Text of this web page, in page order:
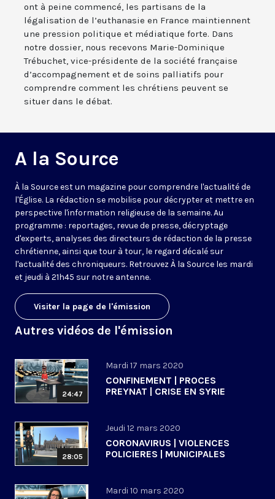
ont à peine commencé, les partisans de la
légalisation de l’euthanasie en France maintiennent
une pression politique et médiatique forte. Dans
notre dossier, nous recevons Marie-Dominique
Trébuchet, vice-présidente de la société française
d’accompagnement et de soins palliatifs pour
comprendre comment les chrétiens peuvent se
situer dans le débat.
A la Source
À la Source est un magazine pour comprendre l'actualité de
l'Église. La rédaction se mobilise pour décrypter et mettre en
perspective l'information religieuse de la semaine. Au
programme : reportages, revue de presse, décryptage
d'experts, analyses des directeurs de rédaction de la presse
chrétienne, ainsi que tour à tour, le regard décalé sur
l'actualité des chroniqueurs. Retrouvez À la Source les mardi
et jeudi à 21h45 sur notre antenne.
Visiter la page de l'émission
Autres vidéos de l'émission
24:47
Mardi 17 mars 2020
CONFINEMENT | PROCES
PREYNAT | CRISE EN SYRIE
28:05
Jeudi 12 mars 2020
CORONAVIRUS | VIOLENCES
POLICIERES | MUNICIPALES
Mardi 10 mars 2020